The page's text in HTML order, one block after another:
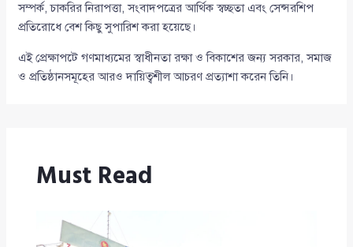
সম্পর্ক, চাকরির নিরাপত্তা, সংবাদপত্রের আর্থিক স্বচ্ছতা এবং সেন্সরশিপ
প্রতিরোধে বেশ কিছু সুপারিশ করা হয়েছে।
এই প্রেক্ষাপটে গণমাধ্যমের স্বাধীনতা রক্ষা ও বিকাশের জন্য সরকার, সমাজ
ও প্রতিষ্ঠানসমূহের আরও দায়িত্বশীল আচরণ প্রত্যাশা করেন তিনি।
Must Read